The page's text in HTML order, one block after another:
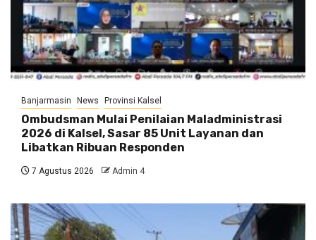
Banjarmasin News Provinsi Kalsel
Ombudsman Mulai Penilaian Maladministrasi
2026 di Kalsel, Sasar 85 Unit Layanan dan
Libatkan Ribuan Responden
7 Agustus 2026 Admin 4